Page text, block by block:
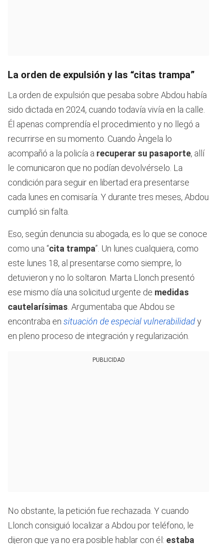
La orden de expulsión y las “citas trampa”
La orden de expulsión que pesaba sobre Abdou había
sido dictada en 2024, cuando todavía vivía en la calle.
Él apenas comprendía el procedimiento y no llegó a
recurrirse en su momento. Cuando Àngela lo
acompañó a la policía a recuperar su pasaporte, allí
le comunicaron que no podían devolvérselo. La
condición para seguir en libertad era presentarse
cada lunes en comisaría. Y durante tres meses, Abdou
cumplió sin falta.
Eso, según denuncia su abogada, es lo que se conoce
como una “cita trampa”. Un lunes cualquiera, como
este lunes 18, al presentarse como siempre, lo
detuvieron y no lo soltaron. Marta Llonch presentó
ese mismo día una solicitud urgente de medidas
cautelarísimas . Argumentaba que Abdou se
encontraba en situación de especial vulnerabilidady
en pleno proceso de integración y regularización.
PUBLICIDAD
No obstante, la petición fue rechazada. Y cuando
Llonch consiguió localizar a Abdou por teléfono, le
dijeron que ya no era posible hablar con él: estaba